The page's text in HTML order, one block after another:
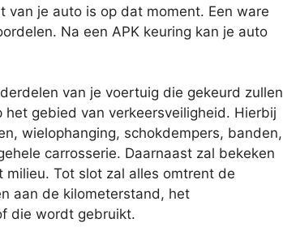
je auto is op dat moment. Een ware
Na een APK keuring kan je auto
van je voertuig die gekeurd zullen
gebied van verkeersveiligheid. Hierbij
wielophanging, schokdempers, banden,
carrosserie. Daarnaast zal bekeken
Tot slot zal alles omtrent de
aan de kilometerstand, het
die wordt gebruikt.